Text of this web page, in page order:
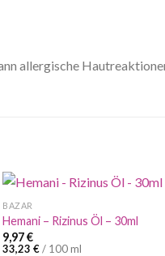
allergische
BAZAR
Hemani – Rizinus Öl – 30ml
9,97€
33,23€/ 100 ml